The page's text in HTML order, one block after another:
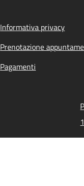
Informativa privacy
Prenotazione
Pagamenti